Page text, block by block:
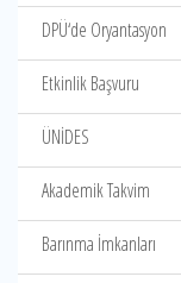
DPÜ‘de Oryantasyon
Etkinlik Başvuru
ÜNİDES
Akademik Takvim
Barınma İmkanları